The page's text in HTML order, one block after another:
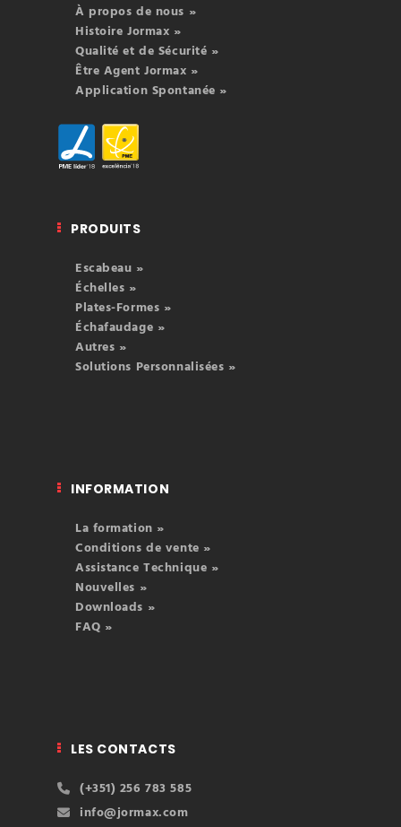
À propos de nous »
Histoire Jormax »
Qualité et de Sécurité »
Être Agent Jormax »
Application Spontanée »
PRODUITS
Escabeau »
Échelles »
Plates-Formes »
Échafaudage »
Autres »
Solutions Personnalisées »
INFORMATION
La formation »
Conditions de vente »
Assistance Technique »
Nouvelles »
Downloads »
FAQ »
LES CONTACTS
(+351) 256 783 585
info@jormax.com